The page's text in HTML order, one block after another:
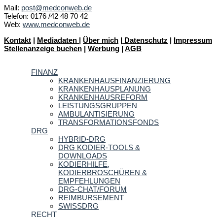
Mail: post@medconweb.de
Telefon: 0176 /42 48 70 42
Web: www.medconweb.de
Kontakt | Mediadaten | Über mich | Datenschutz | Impressum
Stellenanzeige buchen | Werbung | AGB
FINANZ
KRANKENHAUSFINANZIERUNG
KRANKENHAUSPLANUNG
KRANKENHAUSREFORM
LEISTUNGSGRUPPEN
AMBULANTISIERUNG
TRANSFORMATIONSFONDS
DRG
HYBRID-DRG
DRG KODIER-TOOLS &
DOWNLOADS
KODIERHILFE,
KODIERBROSCHÜREN &
EMPFEHLUNGEN
DRG-CHAT/FORUM
REIMBURSEMENT
SWISSDRG
RECHT